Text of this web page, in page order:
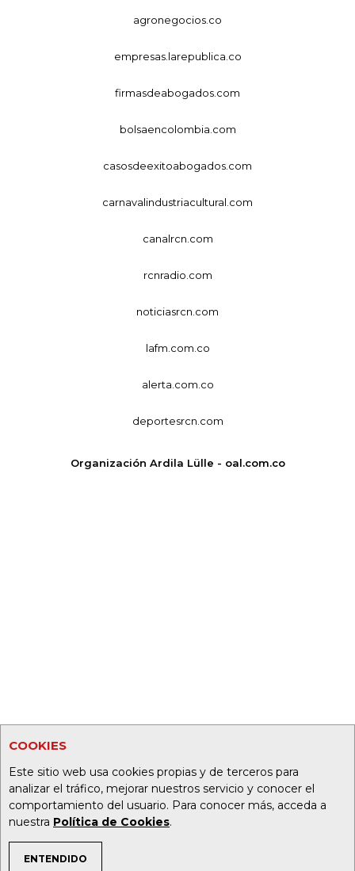
COOKIES
Este sitio web usa cookies propias y de terceros para
analizar el tráfico, mejorar nuestros servicio y conocer el
comportamiento del usuario. Para conocer más, acceda a
nuestra Política de Cookies.
ENTENDIDO
agronegocios.co
empresas.larepublica.co
firmasdeabogados.com
bolsaencolombia.com
casosdeexitoabogados.com
carnavalindustriacultural.com
canalrcn.com
rcnradio.com
noticiasrcn.com
lafm.com.co
alerta.com.co
deportesrcn.com
Organización Ardila Lülle - oal.com.co